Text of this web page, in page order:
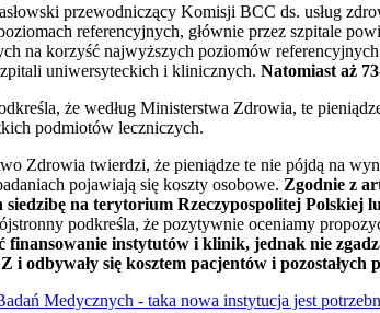
przewodniczący Komisji BCC ds. usług
referencyjnych, głównie przez szpitale
na korzyść najwyższych poziomów
uniwersyteckich i klinicznych. Natomiast aż
że według Ministerstwa Zdrowia, te
podmiotów leczniczych.
Zdrowia twierdzi, że pieniądze te nie pójdą na
pojawiają się koszty osobowe. Zgodnie z
siedzibę na terytorium Rzeczypospolitej Polskiej
podkreśla, że pozytywnie oceniamy
finansowanie instytutów i klinik, jednak nie
i odbywały się kosztem pacjentów i pozostałych
Medycznych - taka nowa instytucja jest